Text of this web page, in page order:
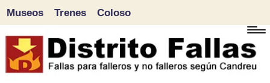
Saltar
al
Museos Trenes Coloso